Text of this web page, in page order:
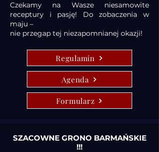
Czekamy na Wasze niesamowite
receptury i pasję! Do zobaczenia w
maju –
nie przegap tej niezapomnianej okazji!
Regulamin
Agenda
Formularz
SZACOWNE GRONO BARMAŃSKIE
!!!